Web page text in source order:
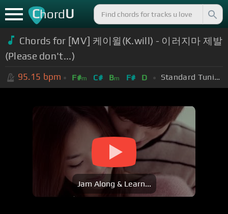
ChordU
Chords for [MV] 케이윌(K.will) - 이러지마 제발
(Please don't...)
95.15 bpm F#m C# Bm F# D Standard Tuning (EADGBE)
Jam Along & Learn...